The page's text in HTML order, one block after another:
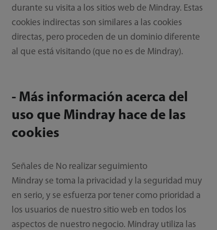
durante su visita a los sitios web de Mindray. Estas
cookies indirectas son similares a las cookies
directas, pero proceden de un dominio diferente
al que está visitando (que no es de Mindray).
- Más información acerca del
uso que Mindray hace de las
cookies
Señales de No realizar seguimiento
Mindray se toma la privacidad y la seguridad muy
en serio, y se esfuerza por tener como prioridad a
los usuarios de nuestro sitio web en todos los
aspectos de nuestro negocio. Mindray utiliza las